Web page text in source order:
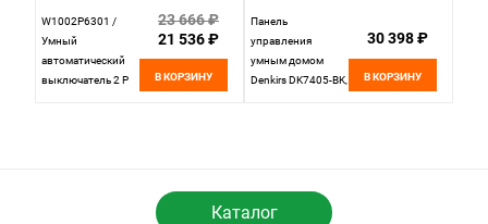
W1002P6301 /
Умный
автоматический
выключатель 2 P
23 666 ₽
21 536 ₽
В КОРЗИНУ
Панель
управления
умным домом
Denkirs DK7405-BK,
30 398 ₽
В КОРЗИНУ
Каталог